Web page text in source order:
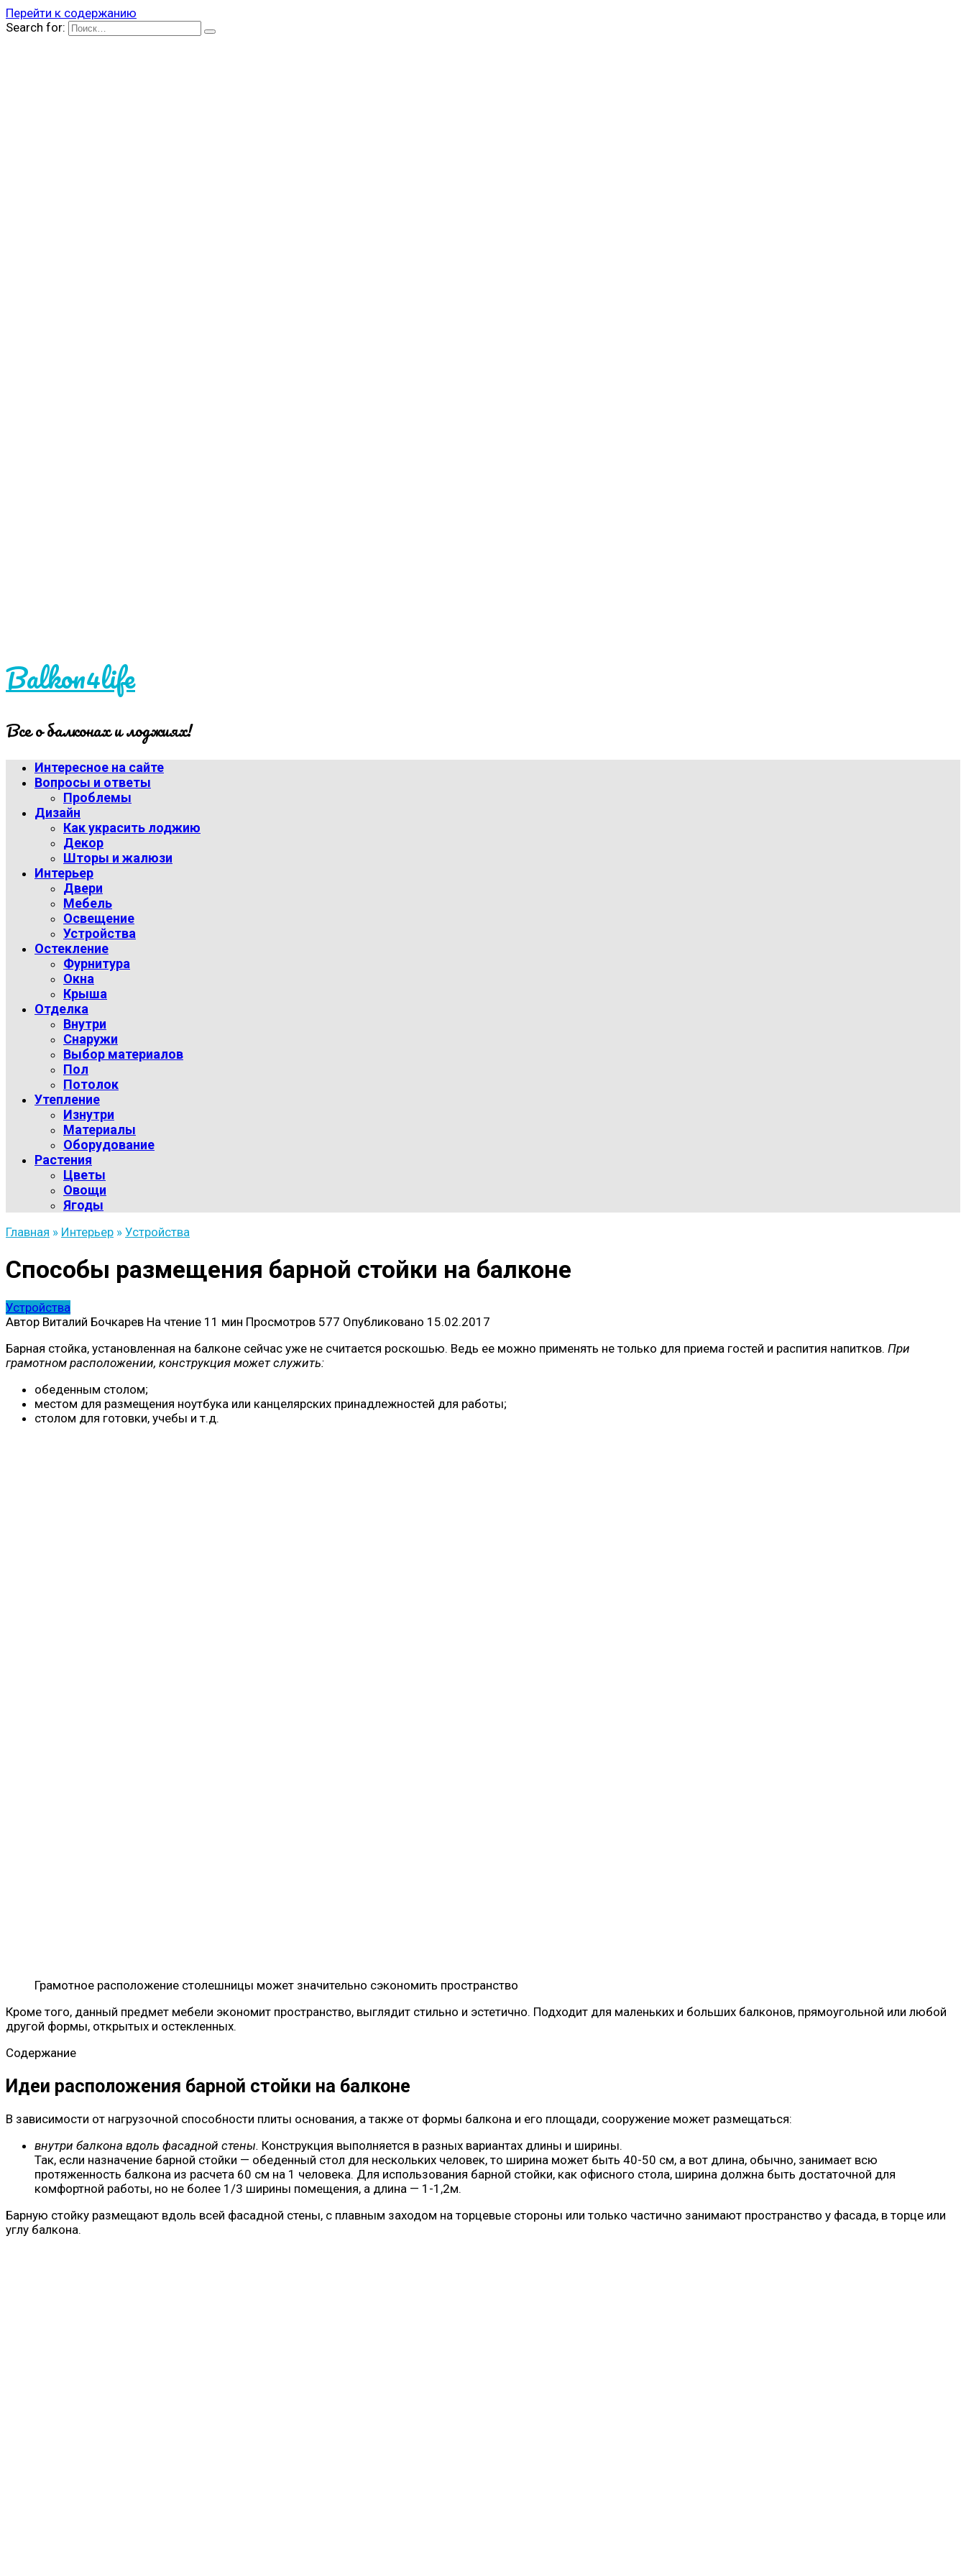
Перейти к содержанию
Search for:
Balkon4life
Все о балконах и лоджиях!
Интересное на сайте
Вопросы и ответы
Проблемы
Дизайн
Как украсить лоджию
Декор
Шторы и жалюзи
Интерьер
Двери
Мебель
Освещение
Устройства
Остекление
Фурнитура
Окна
Крыша
Отделка
Внутри
Снаружи
Выбор материалов
Пол
Потолок
Утепление
Изнутри
Материалы
Оборудование
Растения
Цветы
Овощи
Ягоды
Главная » Интерьер » Устройства
Способы размещения барной стойки на балконе
Устройства
Автор Виталий Бочкарев На чтение 11 мин Просмотров 577 Опубликовано 15.02.2017
Барная стойка, установленная на балконе сейчас уже не считается роскошью. Ведь ее можно применять не только для приема гостей и распития напитков. При
грамотном расположении, конструкция может служить:
обеденным столом;
местом для размещения ноутбука или канцелярских принадлежностей для работы;
столом для готовки, учебы и т.д.
Грамотное расположение столешницы может значительно сэкономить пространство
Кроме того, данный предмет мебели экономит пространство, выглядит стильно и эстетично. Подходит для маленьких и больших балконов, прямоугольной или любой
другой формы, открытых и остекленных.
Содержание
Идеи расположения барной стойки на балконе
В зависимости от нагрузочной способности плиты основания, а также от формы балкона и его площади, сооружение может размещаться:
внутри балкона вдоль фасадной стены. Конструкция выполняется в разных вариантах длины и ширины.
Так, если назначение барной стойки — обеденный стол для нескольких человек, то ширина может быть 40-50 см, а вот длина, обычно, занимает всю
протяженность балкона из расчета 60 см на 1 человека. Для использования барной стойки, как офисного стола, ширина должна быть достаточной для
комфортной работы, но не более 1/3 ширины помещения, а длина — 1-1,2м.
Барную стойку размещают вдоль всей фасадной стены, с плавным заходом на торцевые стороны или только частично занимают пространство у фасада, в торце или
углу балкона.